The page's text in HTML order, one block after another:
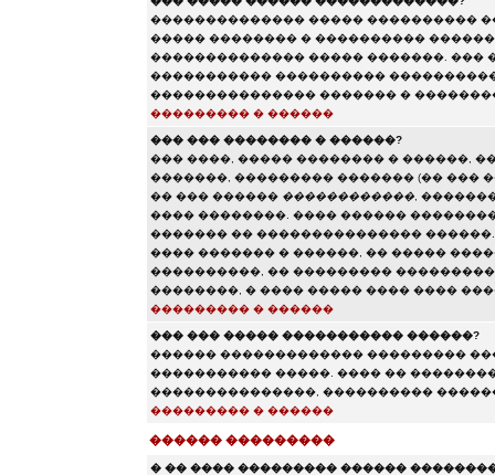
�������������� ����� ����������
����� �������� � ����������
�������������� ����� �������. ���
����������� ����������
��������������� ������� �
��������� � ������
��� ��� �������� � ������?
��� ����, ����� �������� � ������,
�������, ��������� ������� (�� ���
�� ��� ������ ������������,
���� ��������. ���� ������
������� �� ���������������
���� ������� � ������, �� �����
����������, �� ���������
��������, � ���� ����� ���� ����
��������� � ������
��� ��� ����� ����������� ������?
������ ������������� ���������
����������� �����. ���� ��
���������������, ����������
��������� � ������
������ ���������
� �� ���� ��������� ������